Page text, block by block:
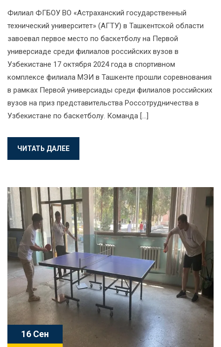
Филиал ФГБОУ ВО «Астраханский государственный
технический университет» (АГТУ) в Ташкентской области
завоевал первое место по баскетболу на Первой
универсиаде среди филиалов российских вузов в
Узбекистане 17 октября 2024 года в спортивном
комплексе филиала МЭИ в Ташкенте прошли соревнования
в рамках Первой универсиады среди филиалов российских
вузов на приз представительства Россотрудничества в
Узбекистане по баскетболу. Команда […]
ЧИТАТЬ ДАЛЕЕ
16 Сен